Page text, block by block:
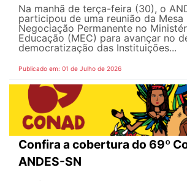
Na manhã de terça-feira (30), o
participou de uma reunião da Mesa
Negociação Permanente no
Educação (MEC) para avançar no
democratização das Instituições...
Publicado em: 01 de Julho de 2026
Confira a cobertura do 69º
ANDES-SN